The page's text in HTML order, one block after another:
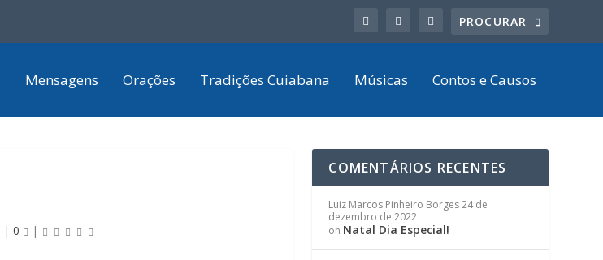
Mensagens Orações Tradições Cuiabana Músicas Contos e Causos
| 0 |
COMENTÁRIOS RECENTES
Luiz Marcos Pinheiro Borges24 de
dezembro de 2022
on Natal Dia Especial!